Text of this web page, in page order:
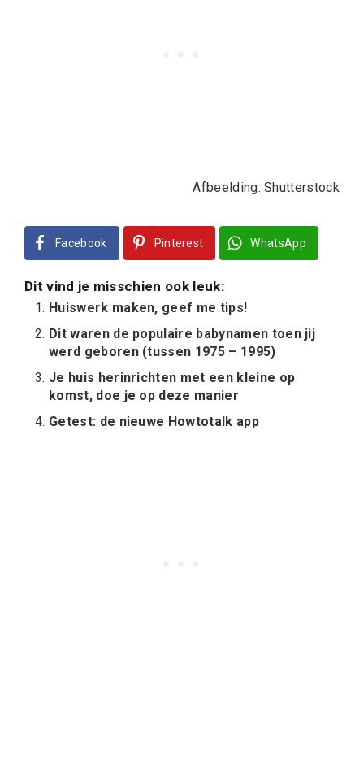
Afbeelding:Shutterstock
Facebook Pinterest WhatsApp
Dit vind je misschien ook leuk:
Huiswerk maken, geef me tips!
Dit waren de populaire babynamen toen jij
werd geboren (tussen 1975 – 1995)
Je huis herinrichten met een kleine op
komst, doe je op deze manier
Getest: de nieuwe Howtotalk app